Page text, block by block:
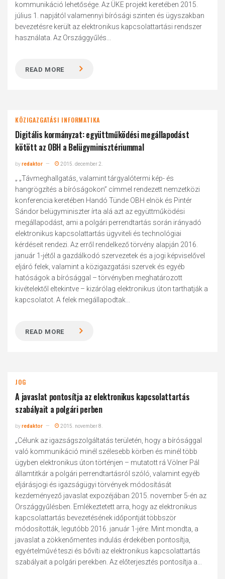
kommunikáció lehetősége. Az ÜKE projekt keretében 2015.
július 1. napjától valamennyi bírósági szinten és ügyszakban
bevezetésre került az elektronikus kapcsolattartási rendszer
használata. Az Országgyűlés...
READ MORE
KÖZIGAZGATÁSI INFORMATIKA
Digitális kormányzat: együttműködési megállapodást
kötött az OBH a Belügyminisztériummal
byredaktor 2015. december 2.
„ „Távmeghallgatás, valamint tárgyalótermi kép- és
hangrögzítés a bíróságokon” címmel rendezett nemzetközi
konferencia keretében Handó Tünde OBH elnök és Pintér
Sándor belügyminiszter írta alá azt az együttműködési
megállapodást, ami a polgári perrendtartás során irányadó
elektronikus kapcsolattartás ügyviteli és technológiai
kérdéseit rendezi. Az erről rendelkező törvény alapján 2016.
január 1-jétől a gazdálkodó szervezetek és a jogi képviselővel
eljáró felek, valamint a közigazgatási szervek és egyéb
hatóságok a bírósággal – törvényben meghatározott
kivételektől eltekintve – kizárólag elektronikus úton tarthatják a
kapcsolatot. A felek megállapodtak...
READ MORE
JOG
A javaslat pontosítja az elektronikus kapcsolattartás
szabályait a polgári perben
byredaktor 2015. november 8.
„Célunk az igazságszolgáltatás területén, hogy a bírósággal
való kommunikáció minél szélesebb körben és minél több
ügyben elektronikus úton történjen – mutatott rá Völner Pál
államtitkár a polgári perrendtartásról szóló, valamint egyéb
eljárásjogi és igazságügyi törvények módosítását
kezdeményező javaslat expozéjában 2015. november 5-én az
Országgyűlésben. Emlékeztetett arra, hogy az elektronikus
kapcsolattartás bevezetésének időpontját többször
módosították, legutóbb 2016. január 1-jére. Mint mondta, a
javaslat a zökkenőmentes indulás érdekében pontosítja,
egyértelművé teszi és bővíti az elektronikus kapcsolattartás
szabályait a polgári perekben. Az előterjesztés pontosítja a...